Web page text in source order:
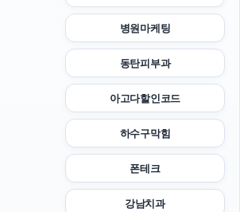
병원마케팅
동탄피부과
아고다할인코드
하수구막힘
폰테크
강남치과